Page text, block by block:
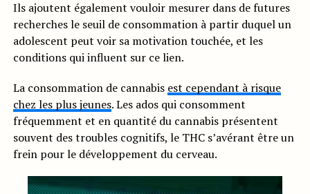
Ils ajoutent également vouloir mesurer dans de futures
recherches le seuil de consommation à partir duquel un
adolescent peut voir sa motivation touchée, et les
conditions qui influent sur ce lien.
La consommation de cannabis est cependant à risque
chez les plus jeunes. Les ados qui consomment
fréquemment et en quantité du cannabis présentent
souvent des troubles cognitifs, le THC s’avérant être un
frein pour le développement du cerveau.